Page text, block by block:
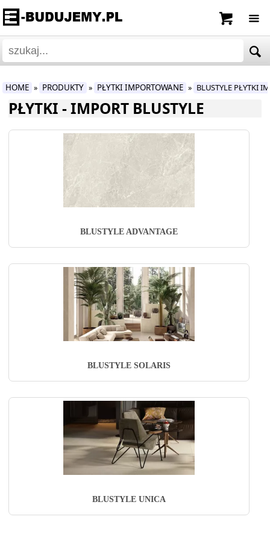
HOME » PRODUKTY » PŁYTKI IMPORTOWANE » BLUSTYLE PŁYTKI
PŁYTKI - IMPORT BLUSTYLE
BLUSTYLE ADVANTAGE
BLUSTYLE SOLARIS
BLUSTYLE UNICA